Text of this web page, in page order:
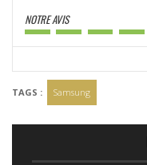
NOTRE AVIS
TAGS : Samsung